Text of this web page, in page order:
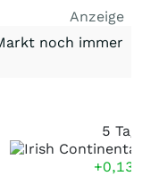
Anzeige
noch immer
5
+0,13